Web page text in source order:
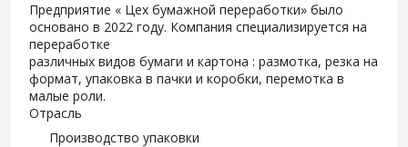
Предприятие « Цех бумажной переработки» было
основано в 2022 году. Компания специализируется на
переработке
различных видов бумаги и картона : размотка, резка на
формат, упаковка в пачки и коробки, перемотка в
малые роли.
Отрасль
Производство упаковки